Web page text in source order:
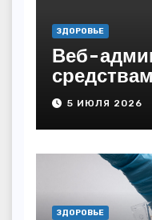
ЗДОРОВЬЕ
Веб-
5 ИЮЛЯ 2026
ЗДОРОВЬЕ